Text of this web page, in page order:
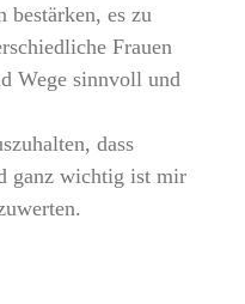
es zu
Frauen
Wege sinnvoll und
dass
ganz wichtig ist mir